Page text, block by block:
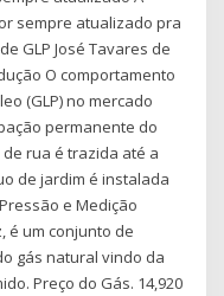
sempre atualizado pra
GLP José Tavares de
O comportamento
(GLP) no mercado
permanente do
rua é trazida até a
de jardim é instalada
e Medição
é um conjunto de
gás natural vindo da
Preço do Gás. 14,920